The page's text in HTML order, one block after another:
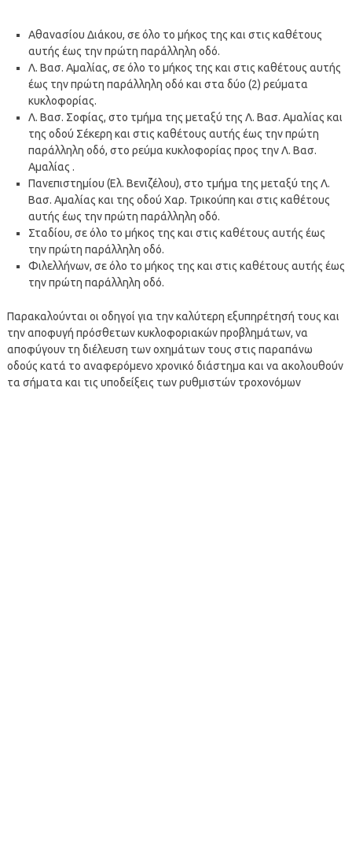
Αθανασίου Διάκου, σε όλο το μήκος της και στις καθέτους
αυτής έως την πρώτη παράλληλη οδό.
Λ. Βασ. Αμαλίας, σε όλο το μήκος της και στις καθέτους αυτής
έως την πρώτη παράλληλη οδό και στα δύο (2) ρεύματα
κυκλοφορίας.
Λ. Βασ. Σοφίας, στο τμήμα της μεταξύ της Λ. Βασ. Αμαλίας και
της οδού Σέκερη και στις καθέτους αυτής έως την πρώτη
παράλληλη οδό, στο ρεύμα κυκλοφορίας προς την Λ. Βασ.
Αμαλίας .
Πανεπιστημίου (Ελ. Βενιζέλου), στο τμήμα της μεταξύ της Λ.
Βασ. Αμαλίας και της οδού Χαρ. Τρικούπη και στις καθέτους
αυτής έως την πρώτη παράλληλη οδό.
Σταδίου, σε όλο το μήκος της και στις καθέτους αυτής έως
την πρώτη παράλληλη οδό.
Φιλελλήνων, σε όλο το μήκος της και στις καθέτους αυτής έως
την πρώτη παράλληλη οδό.
Παρακαλούνται οι οδηγοί για την καλύτερη εξυπηρέτησή τους και
την αποφυγή πρόσθετων κυκλοφοριακών προβλημάτων, να
αποφύγουν τη διέλευση των οχημάτων τους στις παραπάνω
οδούς κατά το αναφερόμενο χρονικό διάστημα και να ακολουθούν
τα σήματα και τις υποδείξεις των ρυθμιστών τροχονόμων